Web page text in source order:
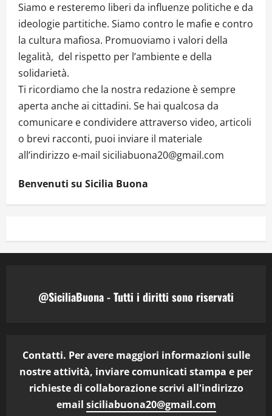
Siamo e resteremo liberi da influenze politiche e da
ideologie partitiche. Siamo contro le mafie e contro
la cultura mafiosa. Promuoviamo i valori della
legalità, del rispetto per l’ambiente e della
solidarietà.
Ti ricordiamo che la nostra redazione è sempre
aperta anche ai cittadini. Se hai qualcosa da
comunicare e condividere attraverso video, articoli
o brevi racconti, puoi inviare il materiale
all’indirizzo e-mail siciliabuona20@gmail.com
Benvenuti su Sicilia Buona
@SiciliaBuona - Tutti i diritti sono riservati
Contatti. Per avere maggiori informazioni sulle
nostre attività, inviare comunicati stampa e per
richieste di collaborazione scrivi all'indirizzo
email siciliabuona20@gmail.com